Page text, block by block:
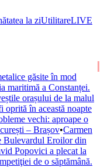
la ziUtilitareLIVE
găsite în mod
maritimă a Constanței.
orașului de la malul
în această noapte
vechi: aproape o
– Brașov•Carmen
Bulevardul Eroilor din
Popovici a plecat la
de o săptămână.